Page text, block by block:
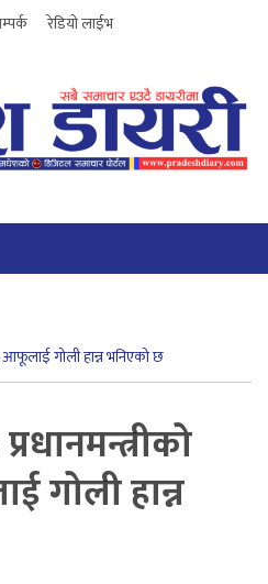
रेडियो लाईभ
आफूलाई गोली हान्न भनिएको छ
हान्न